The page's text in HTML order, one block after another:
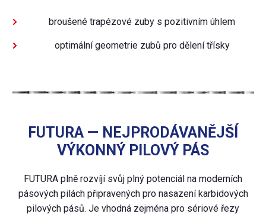
broušené trapézové zuby s pozitivním úhlem
optimální geometrie zubů pro dělení třísky
FUTURA — NEJPRODÁVANĚJŠÍ
VÝKONNÝ PILOVÝ PÁS
FUTURA plně rozvíjí svůj plný potenciál na moderních
pásových pilách připravených pro nasazení karbidových
pilových pásů. Je vhodná zejména pro sériové řezy